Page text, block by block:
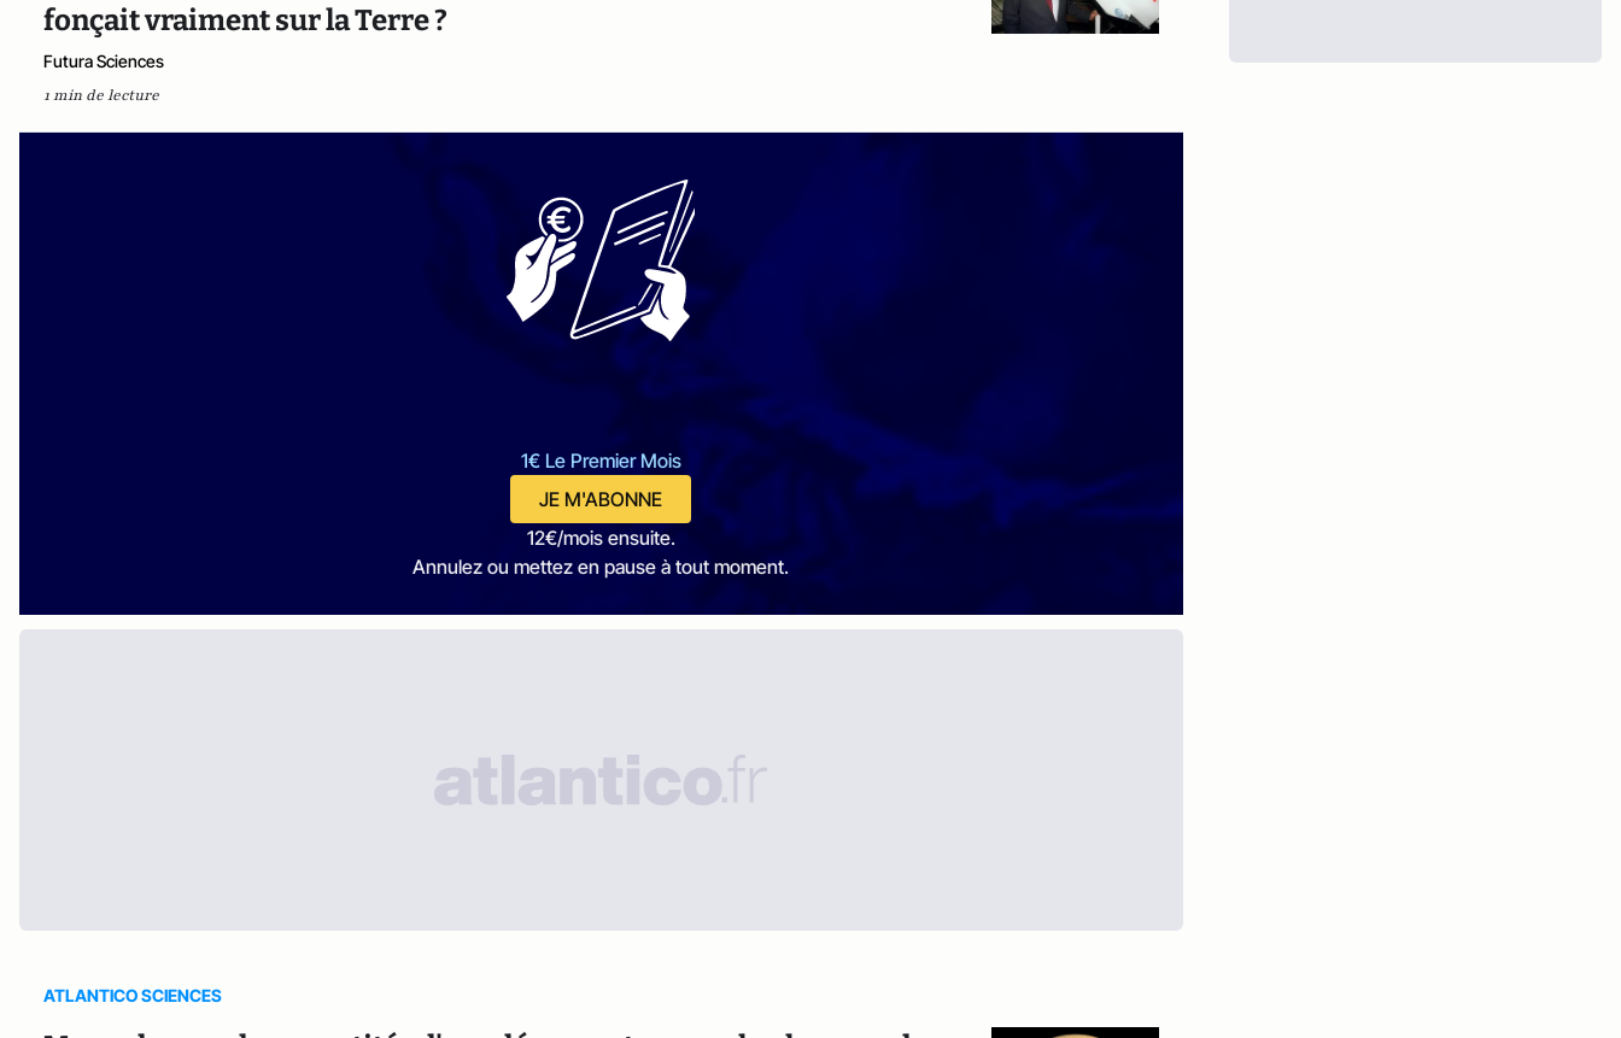
fonçait vraiment sur la Terre ?
Futura Sciences
1 min de lecture
1€ Le Premier Mois
JE M'ABONNE
12€/mois ensuite.
Annulez ou mettez en pause à tout moment.
ATLANTICO SCIENCES